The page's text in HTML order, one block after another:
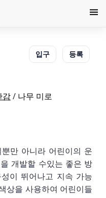
입구 등록
감/ 나무 미로
만 아니라 어린이의 운
개발할 수있는 좋은 방
이 뛰어나고 지속 가능
상을 사용하여 어린이들